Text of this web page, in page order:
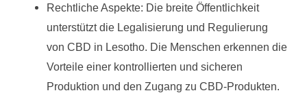
Rechtliche Aspekte: Die breite Öffentlichkeit
unterstützt die Legalisierung und Regulierung
von CBD in Lesotho. Die Menschen erkennen die
Vorteile einer kontrollierten und sicheren
Produktion und den Zugang zu CBD-Produkten.